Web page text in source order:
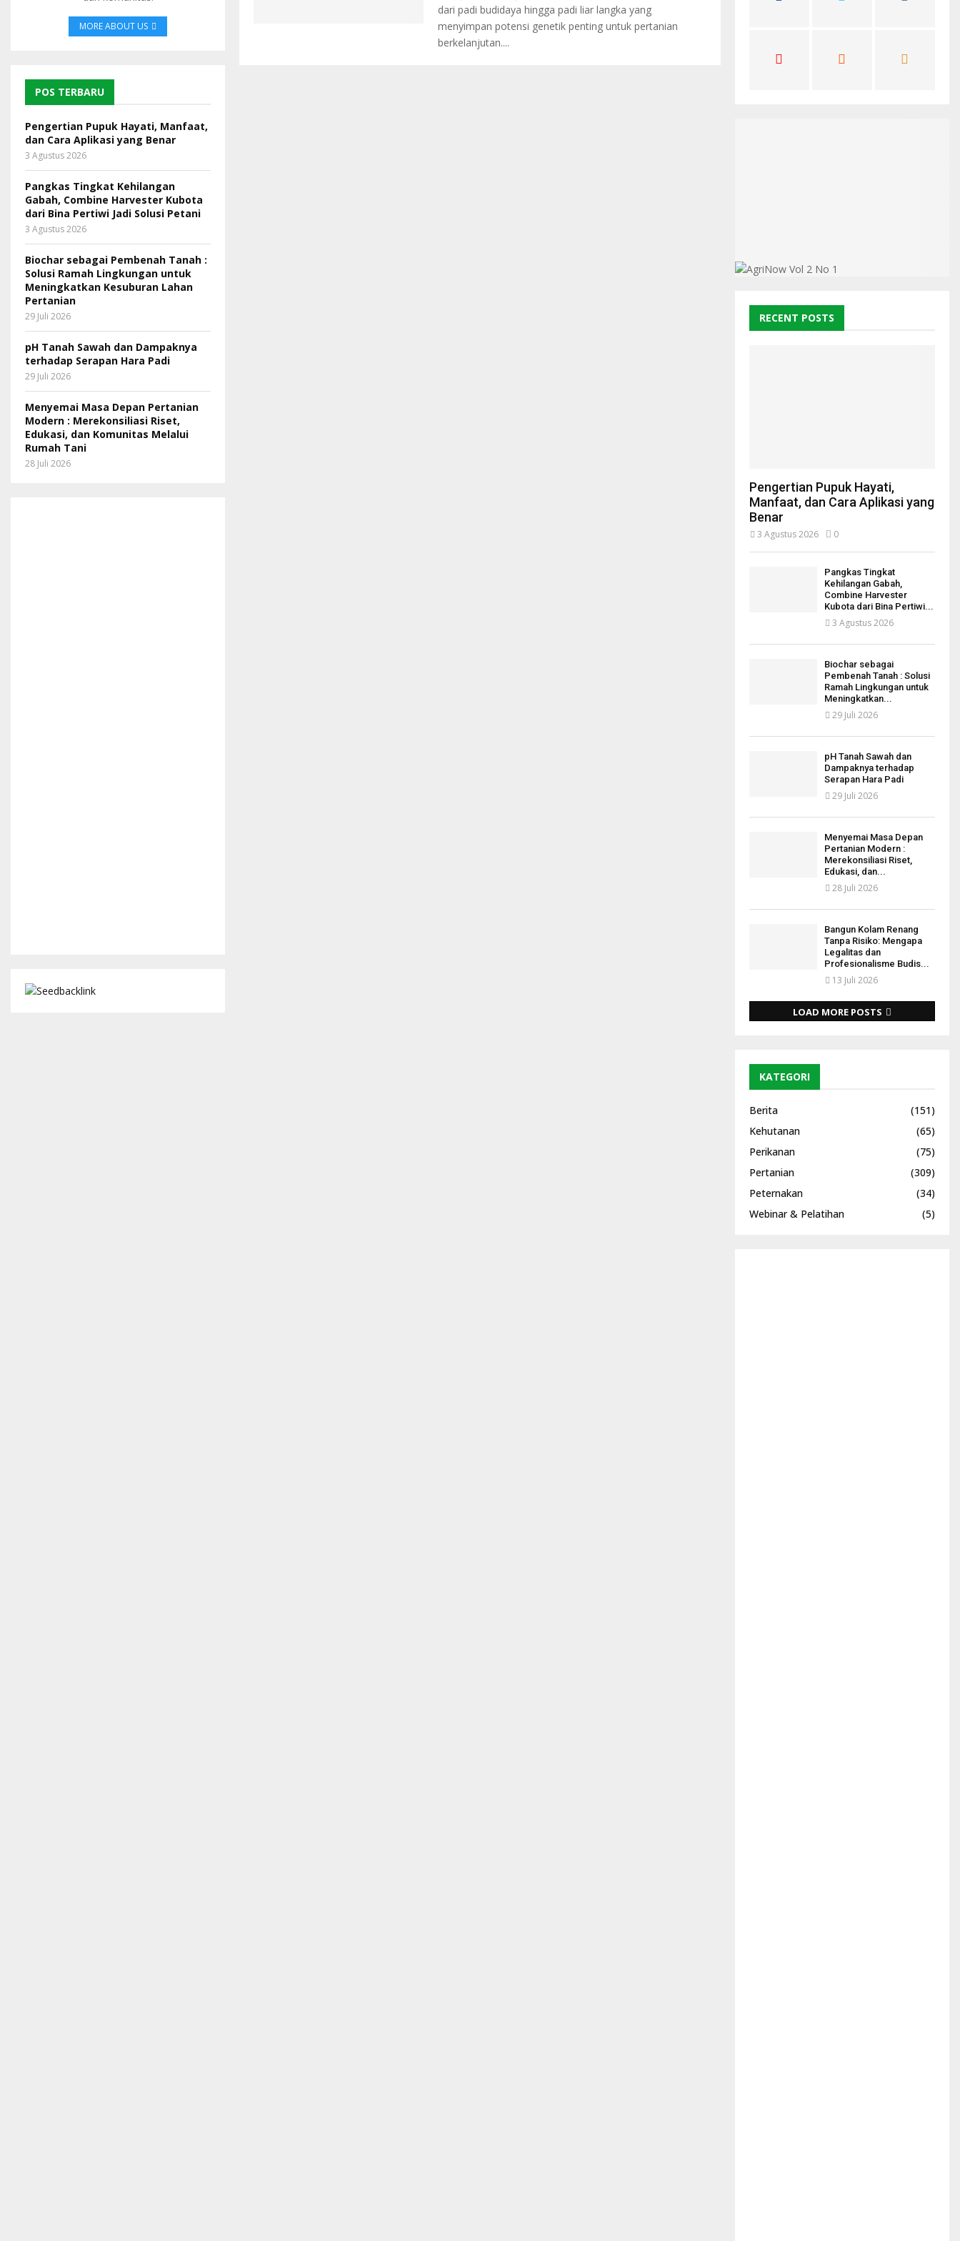
dari padi budidaya hingga padi liar langka yang
menyimpan potensi genetik penting untuk pertanian
berkelanjutan....
MORE ABOUT US
POS TERBARU
Pengertian Pupuk Hayati, Manfaat,
dan Cara Aplikasi yang Benar
3 Agustus 2026
Pangkas Tingkat Kehilangan
Gabah, Combine Harvester Kubota
dari Bina Pertiwi Jadi Solusi Petani
3 Agustus 2026
Biochar sebagai Pembenah Tanah :
Solusi Ramah Lingkungan untuk
Meningkatkan Kesuburan Lahan
Pertanian
29 Juli 2026
pH Tanah Sawah dan Dampaknya
terhadap Serapan Hara Padi
29 Juli 2026
Menyemai Masa Depan Pertanian
Modern : Merekonsiliasi Riset,
Edukasi, dan Komunitas Melalui
Rumah Tani
28 Juli 2026
RECENT POSTS
Pengertian Pupuk Hayati,
Manfaat, dan Cara Aplikasi yang
Benar
3 Agustus 2026 0
Pangkas Tingkat
Kehilangan Gabah,
Combine Harvester
Kubota dari Bina Pertiwi...
3 Agustus 2026
Biochar sebagai
Pembenah Tanah : Solusi
Ramah Lingkungan untuk
Meningkatkan...
29 Juli 2026
pH Tanah Sawah dan
Dampaknya terhadap
Serapan Hara Padi
29 Juli 2026
Menyemai Masa Depan
Pertanian Modern :
Merekonsiliasi Riset,
Edukasi, dan...
28 Juli 2026
Bangun Kolam Renang
Tanpa Risiko: Mengapa
Legalitas dan
Profesionalisme Budis...
13 Juli 2026
LOAD MORE POSTS
KATEGORI
Berita
(151)
Kehutanan
(65)
Perikanan
(75)
Pertanian
(309)
Peternakan
(34)
Webinar & Pelatihan
(5)